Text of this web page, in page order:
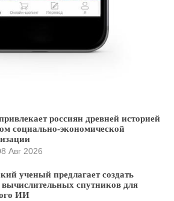
россиян древней историей
социально-экономической
Авг 2026
ученый предлагает создать
вычислительных спутников для
ИИ